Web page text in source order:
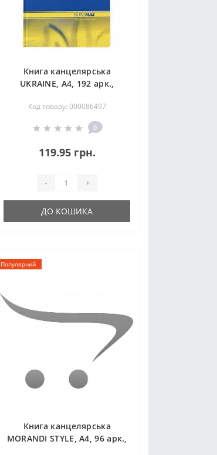
Книга канцелярська
UKRAINE, А4, 192 арк.,
лам. обкладинка, асорті
Код товару: 000086497
0
119.95 грн.
- +
ДО КОШИКА
Популярний
Книга канцелярська
MORANDI STYLE, А4, 96 арк.,